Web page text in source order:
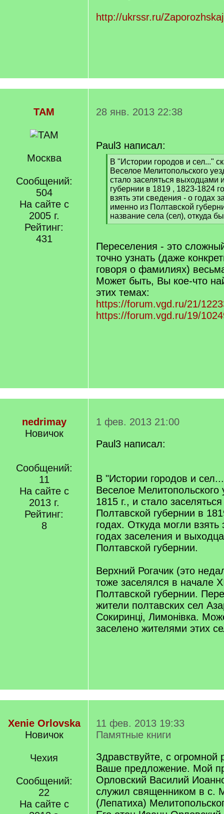
http://ukrssr.ru/
TAM
Москва
Сообщений:
504
На сайте с
2005 г.
Рейтинг:
431
28 янв. 2013 22:38
Paul3 написал:
[
q
]
В "Истории городов и сел..."
Веселое Мелитопольского
стало заселяться выходцами
губернии в 1819 , 1823-1824
взять эти сведения - о годах
именно из Полтавской
название села (сел), откуда
[
q
]
Переселения - это
точно узнать (даже
говоря о фамилиях)
Может быть, Вы кое-что
этих темах:
https://forum.vgd.ru/21/
https://forum.vgd.ru/19/
nedrimay
Новичок
Сообщений:
11
На сайте с
2013 г.
Рейтинг:
8
1 фев. 2013 21:00
Paul3 написал:
В "Истории городов и
Веселое Мелитопольского
1815 г., и стало
Полтавской губернии в
годах. Откуда могли
годах заселения и
Полтавской губернии.
Верхний Рогачик (это
тоже заселялся в начале
Полтавской губернии.
жители полтавских сел
Сокиринці, Лимонівка.
заселено жителями этих
Xenie Orlovska
Новичок
Чехия
Сообщений:
22
На сайте с
11 фев. 2013 19:33
Памятные книги
Здравствуйте, с огромной
Ваше предложение. Мой
Орловский Василий
служил священником в с.
(Лепатиха)